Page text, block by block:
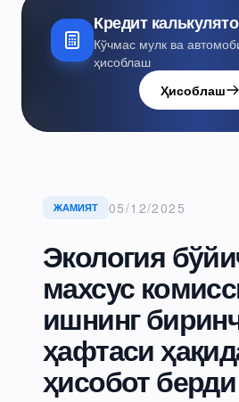
Кредит
Кўчмас мулк ва
ҳисоблаш
Ҳисоблаш
ЖАМИЯТ 05/12/2025
Экология
махсус
ишнинг
ҳафтаси
ҳисобот берди